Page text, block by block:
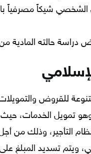
الشخصي شيكاً مصرفياً
دراسة حالته المادية
للقروض
تمويل الخدمات،
التأجير، وذلك من
ويتم تسديد المبلغ